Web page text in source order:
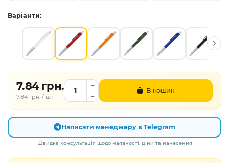
Варіанти:
7.84 грн.
7.84 грн. / шт
В кошик
Написати менеджеру в Telegram
Швидка консультація щодо наявності, ціни та нанесення